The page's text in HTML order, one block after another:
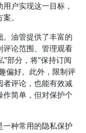
户实现这一目标，
。
油管提供了丰富的
评论范围、管理观看
”部分，将“保持订阅
偏好。此外，限制评
者评论，也能有效减
简单，但对保护个
种常用的隐私保护